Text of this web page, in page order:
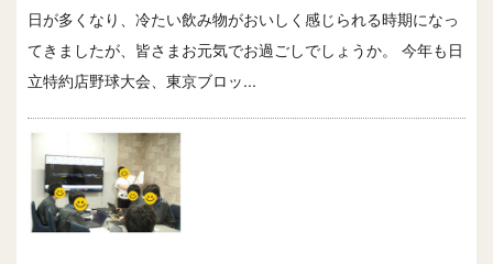
日が多くなり、冷たい飲み物がおいしく感じられる時期になっ
てきましたが、皆さまお元気でお過ごしでしょうか。 今年も日
立特約店野球大会、東京ブロッ...